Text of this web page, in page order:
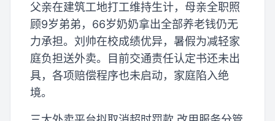
父亲在建筑工地打工维持生计，母亲全职照
顾9岁弟弟，66岁奶奶拿出全部养老钱仍无
力承担。刘帅在校成绩优异，暑假为减轻家
庭负担送外卖。目前交通责任认定书还未出
具，各项赔偿程序也未启动，家庭陷入绝
境。